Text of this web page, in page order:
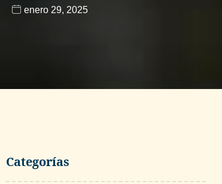
enero 29, 2025
Categorías